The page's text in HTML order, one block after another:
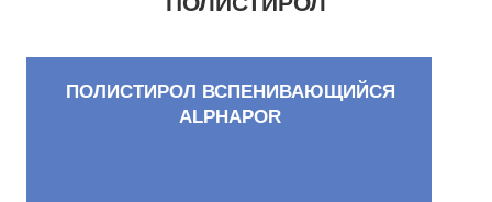
ПОЛИСТИРОЛ ВСПЕНИВАЮЩИЙСЯ
ALPHAPOR